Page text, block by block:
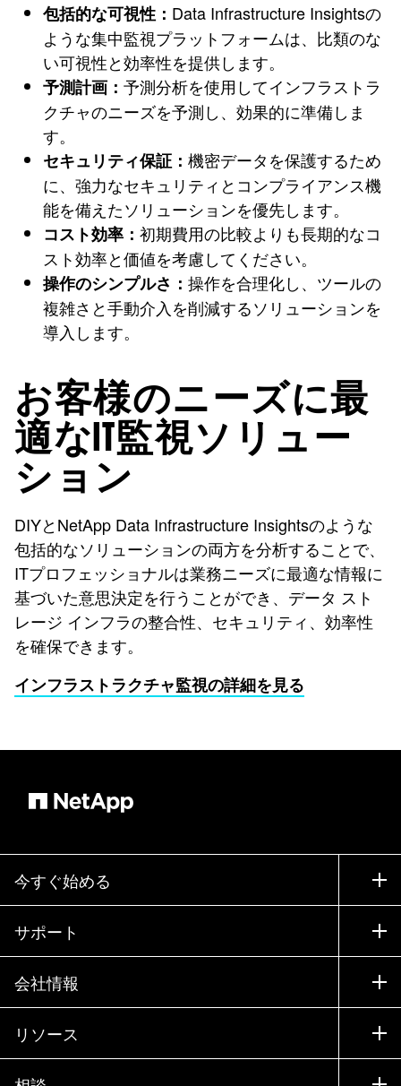
包括的な可視性： Data Infrastructure Insightsの
ような集中監視プラットフォームは、比類のな
い可視性と効率性を提供します。
予測計画： 予測分析を使用してインフラストラ
クチャのニーズを予測し、効果的に準備しま
す。
セキュリティ保証： 機密データを保護するため
に、強力なセキュリティとコンプライアンス機
能を備えたソリューションを優先します。
コスト効率： 初期費用の比較よりも長期的なコ
スト効率と価値を考慮してください。
操作のシンプルさ： 操作を合理化し、ツールの
複雑さと手動介入を削減するソリューションを
導入します。
お客様のニーズに最
適なIT監視ソリュー
ション
DIYとNetApp Data Infrastructure Insightsのような
包括的なソリューションの両方を分析することで、
ITプロフェッショナルは業務ニーズに最適な情報に
基づいた意思決定を行うことができ、データ スト
レージ インフラの整合性、セキュリティ、効率性
を確保できます。
インフラストラクチャ監視の詳細を見る
今すぐ始める
購入方法
営業チームへのお問い合わせ
パートナーを検索
エグゼクティブ ブリーフィング
サポート
サポート
トレーニング
ドキュメント
ナレッジ ベース
会社情報
会社情報
パートナー
リソース
ニュースルーム